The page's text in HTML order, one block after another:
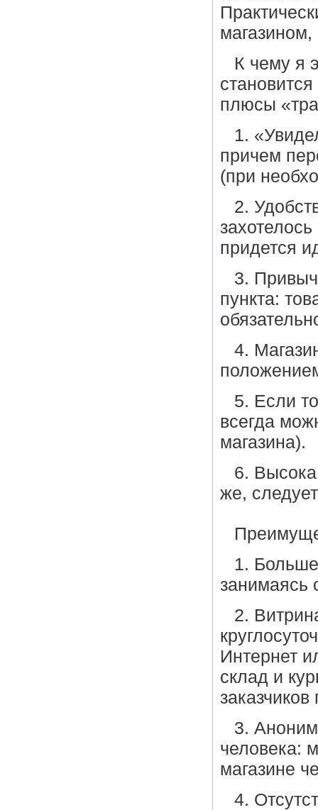
магазином,
К чему я
плюсы
1.
причем
(при
2.
придется
3.
пункта:
4.
5. Если
всегда
магазина).
6. Высока
же,
1.
занимаясь
2.
Интернет
склад и
3.
человека:
магазине
4.